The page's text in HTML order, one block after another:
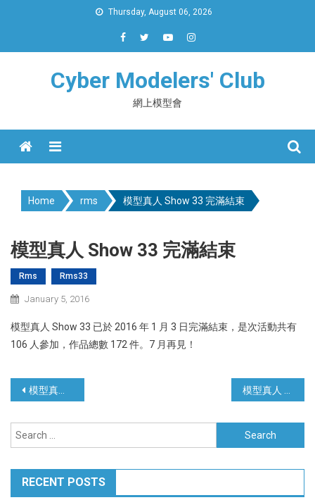
Thursday, August 06, 2026
Cyber Modelers' Club
網上模型會
Menu
Home rms 模型真人 Show 33 完滿結束
模型真人 Show 33 完滿結束
Rms Rms33
January 5, 2016
模型真人 Show 33 已於 2016 年 1 月 3 日完滿結束，是次活動共有
106 人參加，作品總數 172 件。7 月再見！
Post
navigation
模型真人 Show 32 完滿結束
Search
for:
RECENT POSTS